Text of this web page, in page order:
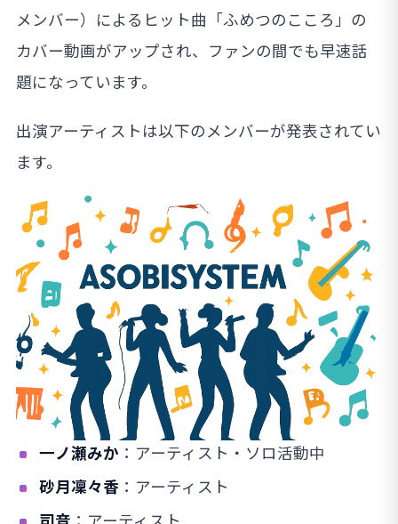
メンバー）によるヒット曲「ふめつのこころ」の
カバー動画がアップされ、ファンの間でも早速話
題になっています。
出演アーティストは以下のメンバーが発表されてい
ます。
一ノ瀬みか ：アーティスト・ソロ活動中
砂月凜々香 ：アーティスト